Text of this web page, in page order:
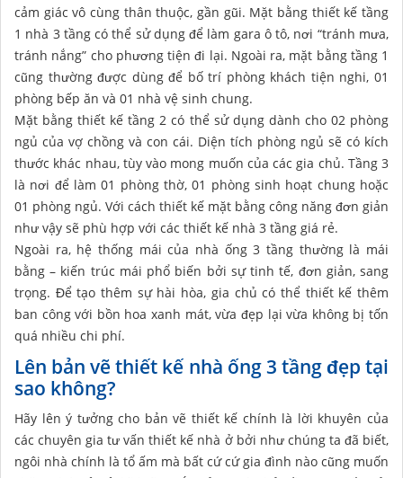
cảm giác vô cùng thân thuộc, gần gũi. Mặt bằng thiết kế tầng
1 nhà 3 tầng có thể sử dụng để làm gara ô tô, nơi “tránh mưa,
tránh nắng” cho phương tiện đi lại. Ngoài ra, mặt bằng tầng 1
cũng thường được dùng để bố trí phòng khách tiện nghi, 01
phòng bếp ăn và 01 nhà vệ sinh chung.
Mặt bằng thiết kế tầng 2 có thể sử dụng dành cho 02 phòng
ngủ của vợ chồng và con cái. Diện tích phòng ngủ sẽ có kích
thước khác nhau, tùy vào mong muốn của các gia chủ. Tầng 3
là nơi để làm 01 phòng thờ, 01 phòng sinh hoạt chung hoặc
01 phòng ngủ. Với cách thiết kế mặt bằng công năng đơn giản
như vậy sẽ phù hợp với các thiết kế nhà 3 tầng giá rẻ.
Ngoài ra, hệ thống mái của nhà ống 3 tầng thường là mái
bằng – kiến trúc mái phổ biến bởi sự tinh tế, đơn giản, sang
trọng. Để tạo thêm sự hài hòa, gia chủ có thể thiết kế thêm
ban công với bồn hoa xanh mát, vừa đẹp lại vừa không bị tốn
quá nhiều chi phí.
Lên bản vẽ thiết kế nhà ống 3 tầng đẹp tại
sao không?
Hãy lên ý tưởng cho bản vẽ thiết kế chính là lời khuyên của
các chuyên gia tư vấn thiết kế nhà ở bởi như chúng ta đã biết,
ngôi nhà chính là tổ ấm mà bất cứ cứ gia đình nào cũng muốn